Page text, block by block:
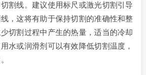
割线。建议使用标尺或激光切割引导
，这将有助于保持切割的准确性和整
切割过程中产生的热量，适当的冷却
水或润滑剂可以有效降低切割温度，